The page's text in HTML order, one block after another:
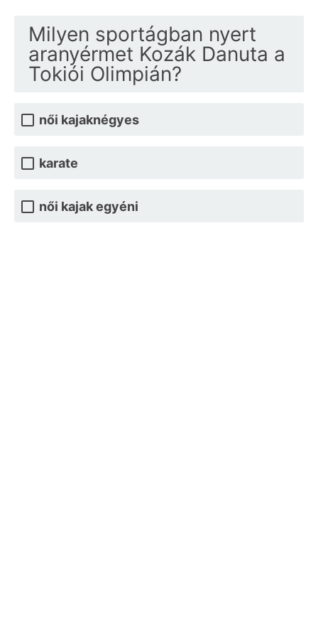
Milyen sportágban nyert
aranyérmet Kozák Danuta a
Tokiói Olimpián?
női kajaknégyes
karate
női kajak egyéni